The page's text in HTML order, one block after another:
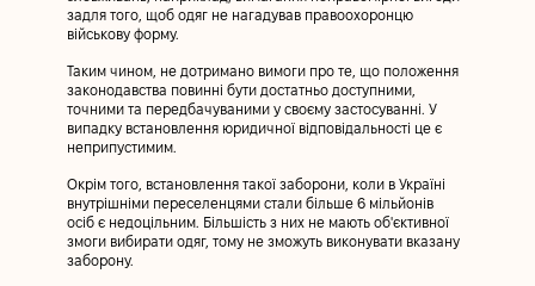
задля того, щоб одяг не нагадував правоохоронцю
військову форму.
Таким чином, не дотримано вимоги про те, що положення
законодавства повинні бути достатньо доступними,
точними та передбачуваними у своєму застосуванні. У
випадку встановлення юридичної відповідальності це є
неприпустимим.
Окрім того, встановлення такої заборони, коли в Україні
внутрішніми переселенцями стали більше 6 мільйонів
осіб є недоцільним. Більшість з них не мають об'єктивної
змоги вибирати одяг, тому не зможуть виконувати вказану
заборону.